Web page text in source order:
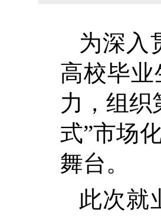
为深入
高校毕
力，组织
式”市场
舞台。
此次就